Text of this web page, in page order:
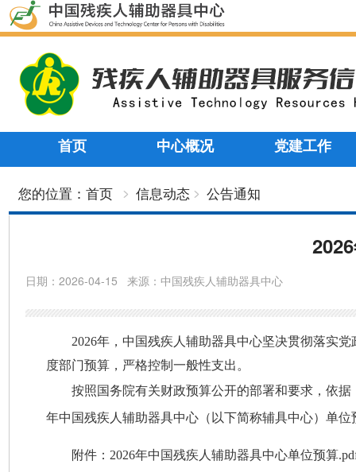
首页 中心概况 党建工作
您的位置： 首页 信息动态 公告通知
日期： 2026-04-15 来源： 中国残疾人辅助器具中心
2026年，中国残疾人辅助器具中心坚决贯彻落实党
度部门预算，严格控制一般性支出。
按照国务院有关财政预算公开的部署和要求，依
年中国残疾人辅助器具中心（以下简称辅具中心）单
附件：2026年中国残疾人辅助器具中心单位预算